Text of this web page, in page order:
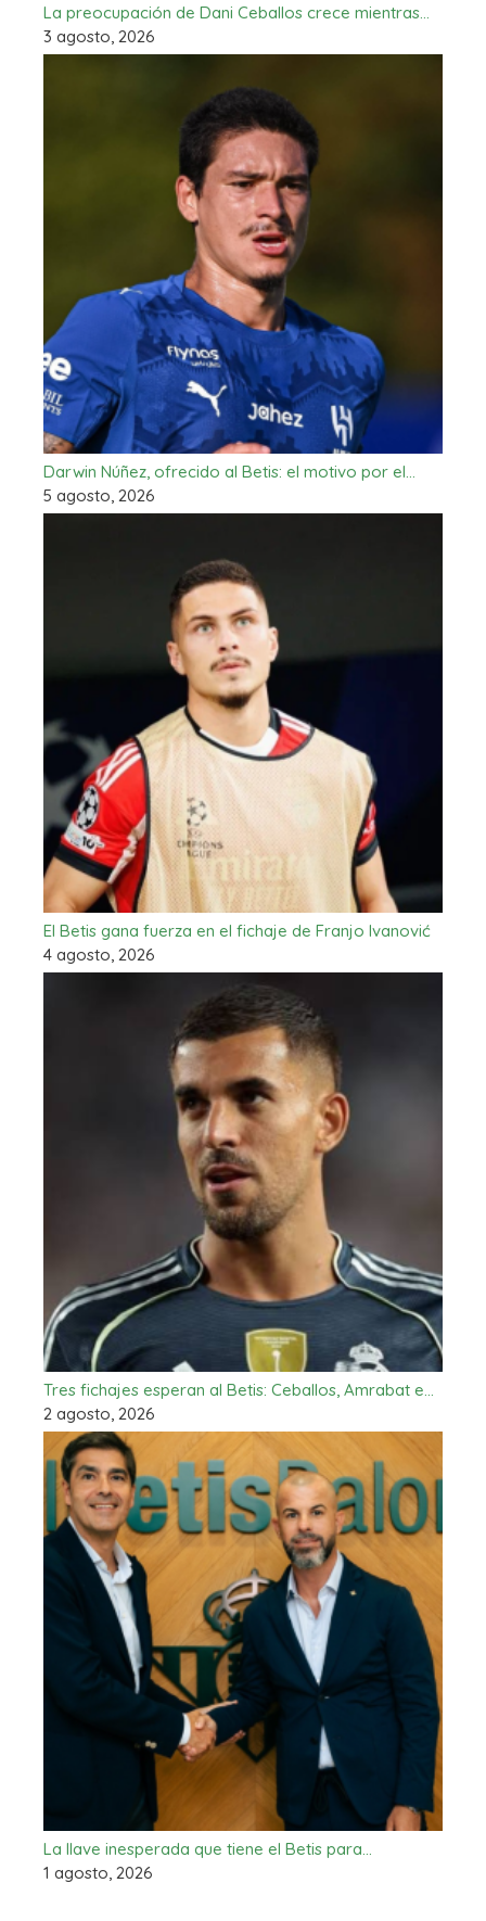
La preocupación de Dani Ceballos crece mientras…
3 agosto, 2026
Darwin Núñez, ofrecido al Betis: el motivo por el…
5 agosto, 2026
El Betis gana fuerza en el fichaje de Franjo Ivanović
4 agosto, 2026
Tres fichajes esperan al Betis: Ceballos, Amrabat e…
2 agosto, 2026
La llave inesperada que tiene el Betis para…
1 agosto, 2026